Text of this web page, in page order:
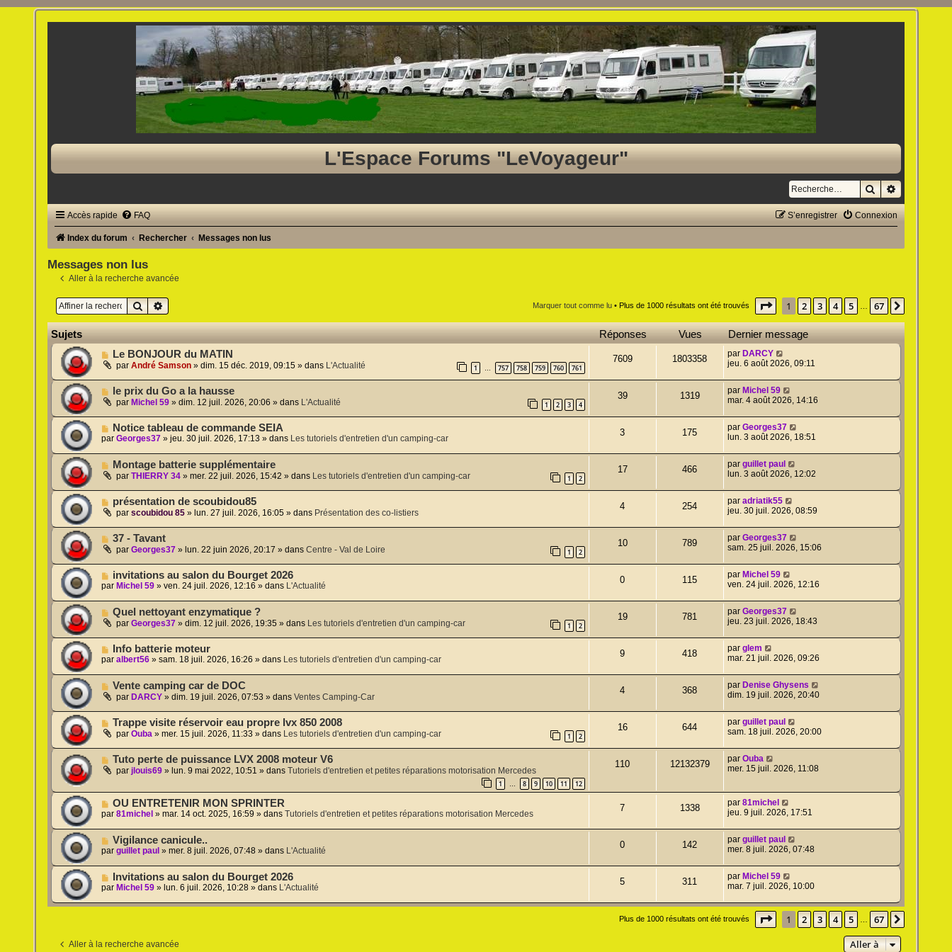
L'Espace Forums "LeVoyageur"
RechercherRecherche
Accès rapide FAQ Connexion
S’enregistrer
Index du forum Rechercher Messages non lus
Messages non lus
Aller à la recherche avancée
RechercherRecherche avancée Marquer tout comme lu• Plus de 1000 résultats ont été trouvés Page 1sur67
1 2 3 4 5 67
Sujets Réponses Vues Dernier message
N
o
u
v
a
m
e
s
s
a
g
e
Le BONJOUR du MATIN
parAndré Samson »dim. 15 déc. 2019, 09:15 » dans L'Actualité 1 … 757 758 759 760 761
7609 1803358 par DARCY
jeu. 6 août 2026, 09:11
N
o
u
v
e
a
m
e
s
s
a
g
e
le prix du Go a la hausse
parMichel 59 »dim. 12 juil. 2026, 20:06 » dans L'Actualité 1 2 3 4
39 1319 par Michel 59
mar. 4 août 2026, 14:16
N
o
v
e
a
e
s
s
a
g
e
Notice tableau de commande SEIA
parGeorges37 »jeu. 30 juil. 2026, 17:13 » dans Les tutoriels d'entretien d'un camping-car
3 175 par Georges37
lun. 3 août 2026, 18:51
N
o
u
v
e
a
m
e
s
s
a
g
e
Montage batterie supplémentaire
parTHIERRY 34 »mer. 22 juil. 2026, 15:42 » dans Les tutoriels d'entretien d'un camping-car 1 2
17 466 par guillet paul
lun. 3 août 2026, 12:02
N
o
u
v
e
a
m
e
s
s
a
g
e
présentation de scoubidou85
parscoubidou 85 »lun. 27 juil. 2026, 16:05 » dans Présentation des co-listiers
4 254 par adriatik55
jeu. 30 juil. 2026, 08:59
N
o
u
v
e
a
m
e
s
s
a
g
e
37 - Tavant
parGeorges37 »lun. 22 juin 2026, 20:17 » dansCentre - Val de Loire 1 2
10 789 par Georges37
sam. 25 juil. 2026, 15:06
N
o
v
e
a
m
e
s
s
a
g
e
invitations au salon du Bourget 2026
parMichel 59 »ven. 24 juil. 2026, 12:16 » dans L'Actualité
0 115 par Michel 59
ven. 24 juil. 2026, 12:16
N
o
u
v
a
m
e
s
s
a
g
e
Quel nettoyant enzymatique ?
parGeorges37 »dim. 12 juil. 2026, 19:35 » dans Les tutoriels d'entretien d'un camping-car 1 2
19 781 par Georges37
jeu. 23 juil. 2026, 18:43
N
o
v
e
a
m
e
s
s
a
g
e
Info batterie moteur
paralbert56 »sam. 18 juil. 2026, 16:26 » dans Les tutoriels d'entretien d'un camping-car
9 418 par glem
mar. 21 juil. 2026, 09:26
N
o
u
v
a
m
e
s
a
g
e
Vente camping car de DOC
parDARCY »dim. 19 juil. 2026, 07:53 » dansVentes Camping-Car
4 368 par Denise Ghysens
dim. 19 juil. 2026, 20:40
N
o
u
v
a
m
e
s
s
a
g
e
Trappe visite réservoir eau propre lvx 850 2008
parOuba »mer. 15 juil. 2026, 11:33 » dans Les tutoriels d'entretien d'un camping-car 1 2
16 644 par guillet paul
sam. 18 juil. 2026, 20:00
N
o
u
e
a
u
m
e
s
s
a
e
Tuto perte de puissance LVX 2008 moteur V6
parjlouis69 »lun. 9 mai 2022, 10:51 » dansTutoriels d'entretien et petites réparations motorisation Mercedes
1 … 8 9 10 11 12
110 12132379 par Ouba
mer. 15 juil. 2026, 11:08
N
o
v
e
a
m
e
s
s
OU ENTRETENIR MON SPRINTER
par81michel »mar. 14 oct. 2025, 16:59 » dansTutoriels d'entretien et petites réparations motorisation Mercedes
7 1338 par 81michel
jeu. 9 juil. 2026, 17:51
N
o
v
e
a
m
a
Vigilance canicule..
parguillet paul »mer. 8 juil. 2026, 07:48 » dans L'Actualité
0 142 par guillet paul
mer. 8 juil. 2026, 07:48
N
o
v
m
Invitations au salon du Bourget 2026
par Michel 59 » lun. 6 juil. 2026, 10:28 » dans L'Actualité
5 311 par Michel 59
mar. 7 juil. 2026, 10:00
Plus de 1000 résultats ont été trouvés Page 1sur67
1 2 3 4 5 … 67
Aller à la recherche avancée Aller à